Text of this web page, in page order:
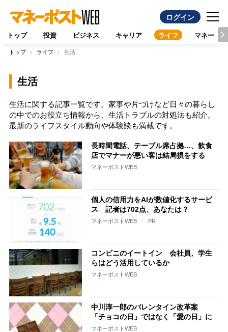
ログイン
トップ 投資 ビジネス キャリア ライフ マネー
トップ ライフ 生活
生活
生活に関する記事一覧です。家事や片づけなど日々の暮らし
の中でのお役立ち情報から、生活トラブルの対処法も紹介。
最新のライフスタイル動向や体験談も満載です。
長時間電話、テーブル席占拠…、飲食
店でマナーが悪い客は結局損をする
マネーポストWEB
個人の信用力をAIが数値化するサービ
ス 記者は702点、あなたは？
マネーポストWEB PR
コンビニのイートイン 会社員、学生
らはどう活用しているか
マネーポストWEB
中川淳一郎のバレンタイン改革案
「チョコの日」ではなく「愛の日」に
マネーポストWEB